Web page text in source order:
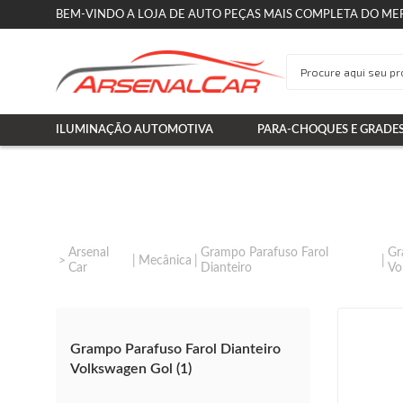
BEM-VINDO A LOJA DE AUTO PEÇAS MAIS COMPLETA DO
ILUMINAÇÃO AUTOMOTIVA PARA-CHOQUES E
Arsenal
Car
Mecânica
Grampo Parafuso Farol
Dianteiro
Grampo Parafuso Farol Dianteiro
Volkswagen Gol (1)